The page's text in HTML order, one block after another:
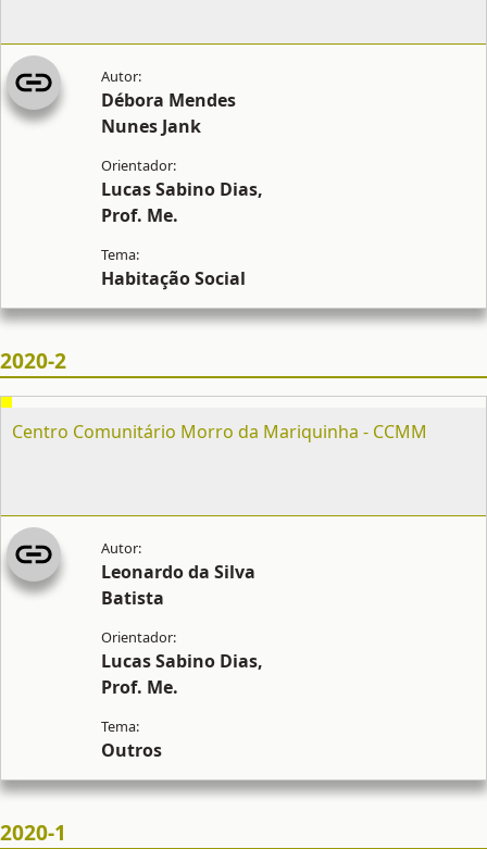
Débora Mendes
Nunes Jank
Lucas Sabino Dias,
Prof. Me.
Habitação Social
2020-2
Centro Comunitário Morro da Mariquinha - CCMM
Leonardo da Silva
Batista
Lucas Sabino Dias,
Prof. Me.
Outros
2020-1